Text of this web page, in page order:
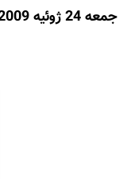
جمعه 24 ژوئيه 2009